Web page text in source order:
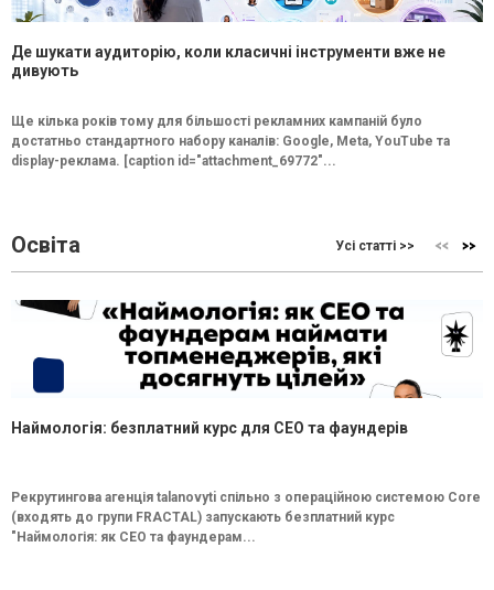
Де шукати аудиторію, коли класичні інструменти вже не
дивують
Ще кілька років тому для більшості рекламних кампаній було
достатньо стандартного набору каналів: Google, Meta, YouTube та
display-реклама. [caption id="attachment_69772"...
Освіта Усі статті >>
Наймологія: безплатний курс для CEO та фаундерів
Рекрутингова агенція talanovyti спільно з операційною системою Core
(входять до групи FRACTAL) запускають безплатний курс
"Наймологія: як СEO та фаундерам...